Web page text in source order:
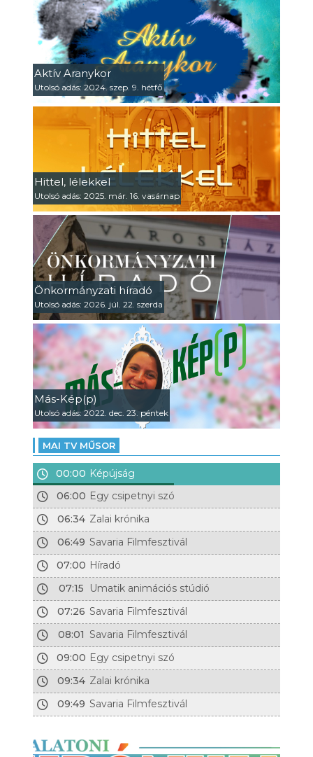
Aktív Aranykor
Utolsó adás: 2024. szep. 9. hétfő
Hittel, lélekkel
Utolsó adás: 2025. már. 16. vasárnap
Önkormányzati híradó
Utolsó adás: 2026. júl. 22. szerda
Más-Kép(p)
Utolsó adás: 2022. dec. 23. péntek
MAI TV MŰSOR
00:00 Képújság
06:00 Egy csipetnyi szó
06:34 Zalai krónika
06:49 Savaria Filmfesztivál
07:00 Híradó
07:15
Umatik animációs stúdió
07:26 Savaria Filmfesztivál
08:01 Savaria Filmfesztivál
09:00 Egy csipetnyi szó
09:34 Zalai krónika
09:49 Savaria Filmfesztivál